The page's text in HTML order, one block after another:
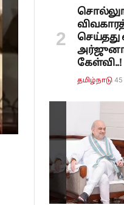
கேள்வி..!
தமிழ்நாடு 45